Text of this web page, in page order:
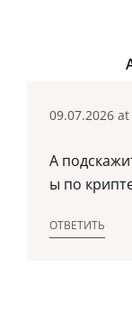
09.07.2026
А
ы по
ОТВЕТИТЬ